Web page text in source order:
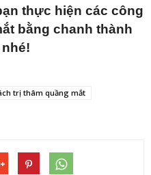
thực hiện các công
bằng chanh thành
trị thâm quầng mắt